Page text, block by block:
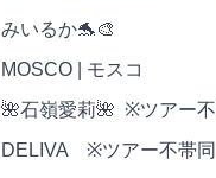
みいるか🐬🎨
MOSCO | モスコ
🌺石嶺愛莉🌺 ※ツアー不
DELIVA ※ツアー不帯同